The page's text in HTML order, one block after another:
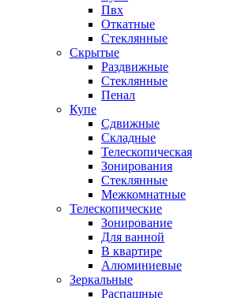
Пвх
Откатные
Стеклянные
Скрытые
Раздвижные
Стеклянные
Пенал
Купе
Сдвижные
Складные
Телескопическая
Зонирования
Стеклянные
Межкомнатные
Телескопические
Зонирование
Для ванной
В квартире
Алюминиевые
Зеркальные
Распашные